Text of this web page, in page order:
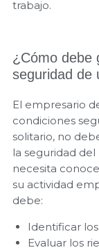
trabajo.
¿Cómo debe
seguridad de
El empresario
condiciones
solitario, no
la seguridad
necesita
su actividad
debe:
Identificar
Evaluar los